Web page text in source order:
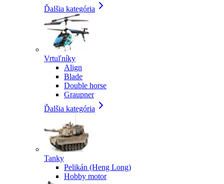
Ďalšia kategória
Vrtuľníky
Align
Blade
Double horse
Graupner
Ďalšia kategória
Tanky
Pelikán (Heng Long)
Hobby motor